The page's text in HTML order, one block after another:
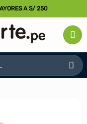
A S/ 250